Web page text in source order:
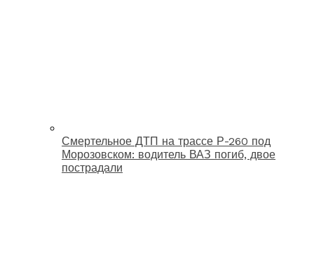
Смертельное ДТП на трассе Р-260 под
Морозовском: водитель ВАЗ погиб, двое
пострадали